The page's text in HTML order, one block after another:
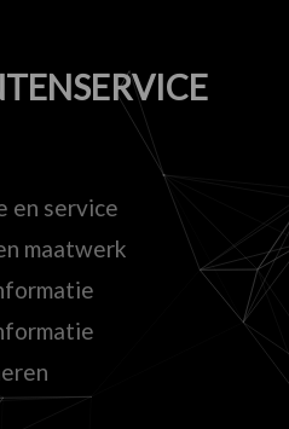
en service
maatwerk